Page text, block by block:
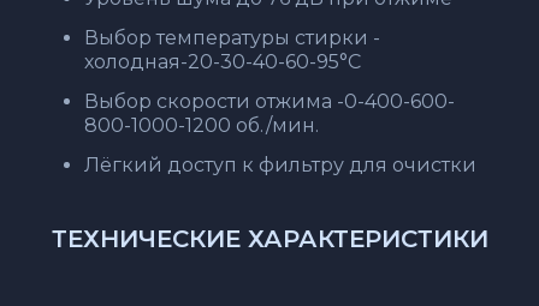
Выбор температуры стирки -
холодная-20-30-40-60-95°C
Выбор скорости отжима -0-400-600-
800-1000-1200 об./мин.
Лёгкий доступ к фильтру для очистки
ТЕХНИЧЕСКИЕ ХАРАКТЕРИСТИКИ